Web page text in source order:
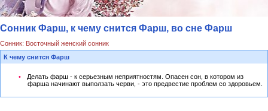
Сонник Фарш, к чему снится Фарш, во сне Фарш
Сонник: Восточный женский сонник
К чему снится Фарш
Делать фарш - к серьезным неприятностям. Опасен сон, в котором из
фарша начинают выползать черви, - это предвестие проблем со здоровьем.